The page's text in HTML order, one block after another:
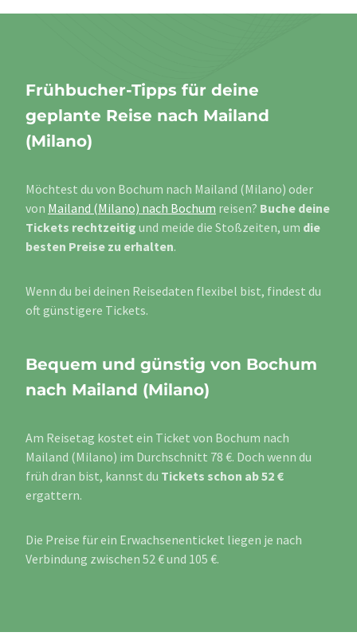
Frühbucher-Tipps für deine
geplante Reise nach Mailand
(Milano)
Möchtest du von Bochum nach Mailand (Milano) oder
von Mailand (Milano) nach Bochum reisen? Buche deine
Tickets rechtzeitig und meide die Stoßzeiten, um die
besten Preise zu erhalten.
Wenn du bei deinen Reisedaten flexibel bist, findest du
oft günstigere Tickets.
Bequem und günstig von Bochum
nach Mailand (Milano)
Am Reisetag kostet ein Ticket von Bochum nach
Mailand (Milano) im Durchschnitt 78 €. Doch wenn du
früh dran bist, kannst du Tickets schon ab 52 €
ergattern.
Die Preise für ein Erwachsenenticket liegen je nach
Verbindung zwischen 52 € und 105 €.